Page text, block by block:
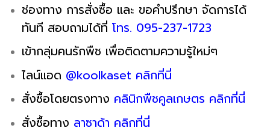
ช่องทาง การสั่งซื้อ และ ขอคำปรึกษา จัดการได้
ทันที สอบถามได้ที่ โทร. 095-237-1723
เข้ากลุ่มคนรักพืช เพื่อติดตามความรู้ใหม่ๆ
ไลน์แอด @koolkaset คลิกที่นี่
สั่งซื้อโดยตรงทาง คลินิกพืชคูลเกษตร คลิกที่นี่
สั่งซื้อทาง ลาซาด้า คลิกที่นี่